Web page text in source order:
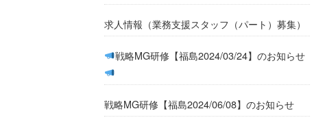
求人情報（業務支援スタッフ（パート）募集）
戦略MG研修【福島2024/03/24】のお知らせ
戦略MG研修【福島2024/06/08】のお知らせ